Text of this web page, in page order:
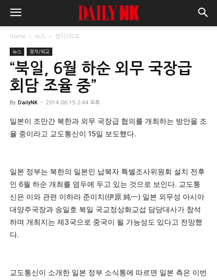
Home 뉴스 정치/외교
뉴스 정치/외교
“북일, 6월 하순 외무 국장급
회담 조율 중”
By DailyNK - 2014.06.15 2:44 오후
일본이 조만간 북한과 외무 국장급 협의를 개최하는 방안을 조
율 중이라고 교도통신이 15일 보도했다.
일본 정부는 북한의 일본인 납북자 특별조사위원회 설치 전후
인 6월 하순 개최를 염두에 두고 있는 것으로 보인다. 교도통
신은 이와 관련 이하라 준이치(伊原 純一) 일본 외무성 아시아
대양주국장과 송일호 북일 국교정상화교섭 담당대사가 참석
하며 개최지는 제3국으로 중국이 될 가능성도 있다고 전망했
다.
교도통신이 소개한 일본 정부 소식통에 따르면 일본 측은 이번